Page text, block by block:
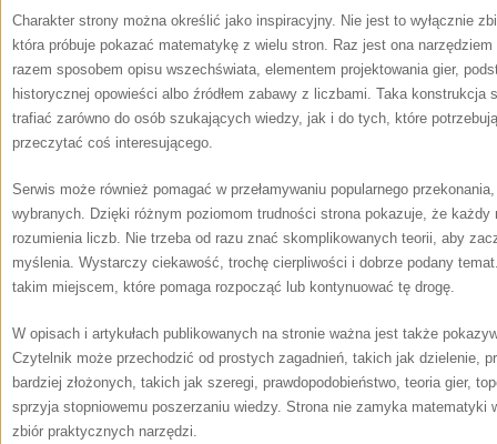
Charakter strony można określić jako inspiracyjny. Nie jest to wyłącznie
która próbuje pokazać matematykę z wielu stron. Raz jest ona
razem sposobem opisu wszechświata, elementem projektowania gier,
historycznej opowieści albo źródłem zabawy z liczbami. Taka konstrukcja
trafiać zarówno do osób szukających wiedzy, jak i do tych, które
przeczytać coś interesującego.
Serwis może również pomagać w przełamywaniu popularnego
wybranych. Dzięki różnym poziomom trudności strona pokazuje, że
rozumienia liczb. Nie trzeba od razu znać skomplikowanych teorii, aby
myślenia. Wystarczy ciekawość, trochę cierpliwości i dobrze podany
takim miejscem, które pomaga rozpocząć lub kontynuować tę drogę.
W opisach i artykułach publikowanych na stronie ważna jest także
Czytelnik może przechodzić od prostych zagadnień, takich jak dzielenie,
bardziej złożonych, takich jak szeregi, prawdopodobieństwo, teoria gier,
sprzyja stopniowemu poszerzaniu wiedzy. Strona nie zamyka matematyki
zbiór praktycznych narzędzi.